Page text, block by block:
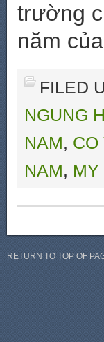
trường
năm
FILED
NGUNG
NAM, CO
NAM, MY
RETURN TO TOP OF